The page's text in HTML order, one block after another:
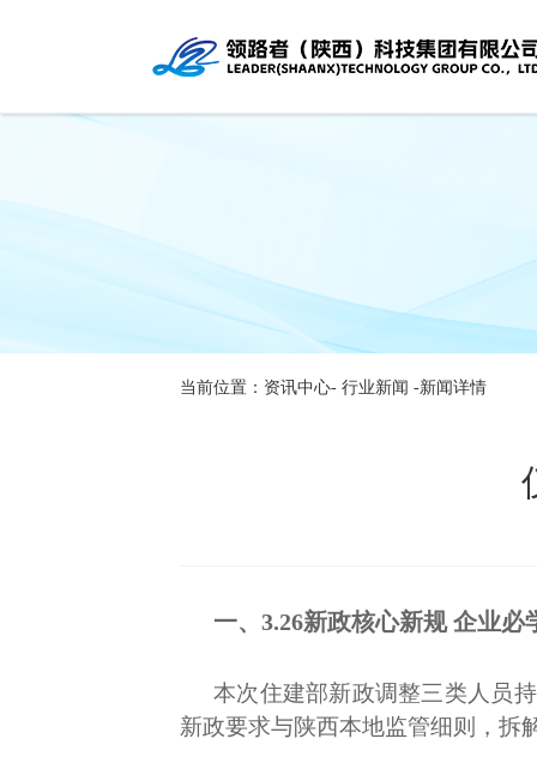
当前位置：资讯中心- 行业新闻 -新闻详情
一、3.26新政核心新规 企业必
本次住建部新政调整三类人员
新政要求与陕西本地监管细则，拆